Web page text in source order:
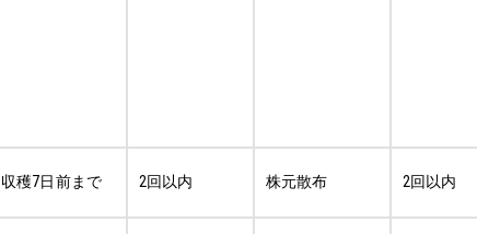
収穫7日前まで 2回以内 株元散布 2回以内